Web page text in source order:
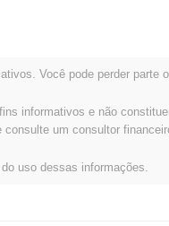
que desenvolvedores e
inicial focou na
descentralizadas. A
que visava garantir acesso
crescimento do Peepa e
Você pode perder parte
informativos e não
um consultor
uso dessas informações.